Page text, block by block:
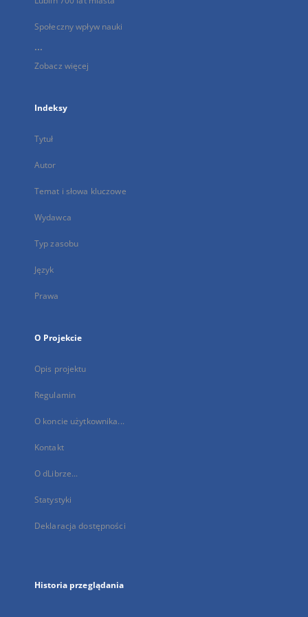
Społeczny wpływ nauki
...
Zobacz więcej
Indeksy
Tytuł
Autor
Temat i słowa kluczowe
Wydawca
Typ zasobu
Język
Prawa
O Projekcie
Opis projektu
Regulamin
O koncie użytkownika...
Kontakt
O dLibrze...
Statystyki
Deklaracja dostępności
Historia przeglądania